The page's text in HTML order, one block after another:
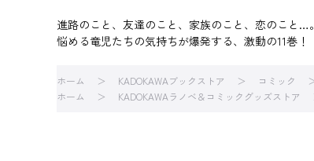
進路のこと、友達のこと、家族のこと、恋のこと…。
悩める竜児たちの気持ちが爆発する、激動の11巻！
ホーム KADOKAWAブックストア コミック
ホーム
KADOKAWAラノベ＆コミックグッズストア